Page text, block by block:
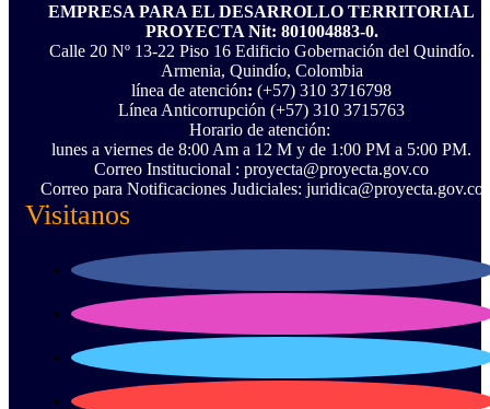
EMPRESA PARA EL DESARROLLO TERRITORIAL
PROYECTA Nit: 801004883-0.
Calle 20 Nº 13-22 Piso 16 Edificio Gobernación del Quindío.
Armenia, Quindío, Colombia
línea de atención: (+57) 310 3716798
Línea Anticorrupción ‪(+57) 310 3715763‬
Horario de atención:
lunes a viernes de 8:00 Am a 12 M y de 1:00 PM a 5:00 PM.
Correo Institucional : proyecta@proyecta.gov.co
Correo para Notificaciones Judiciales: juridica@proyecta.gov.co
Visitanos